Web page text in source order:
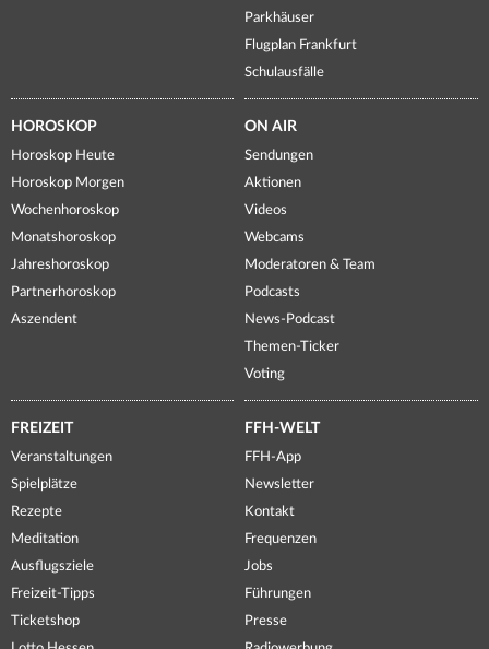
Parkhäuser
Flugplan Frankfurt
Schulausfälle
HOROSKOP
Horoskop Heute
Horoskop Morgen
Wochenhoroskop
Monatshoroskop
Jahreshoroskop
Partnerhoroskop
Aszendent
ON AIR
Sendungen
Aktionen
Videos
Webcams
Moderatoren & Team
Podcasts
News-Podcast
Themen-Ticker
Voting
FREIZEIT
Veranstaltungen
Spielplätze
Rezepte
Meditation
Ausflugsziele
Freizeit-Tipps
Ticketshop
FFH-WELT
FFH-App
Newsletter
Kontakt
Frequenzen
Jobs
Führungen
Presse